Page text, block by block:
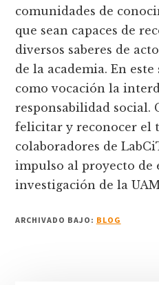
comunidades de
que sean capaces de
diversos saberes de
de la academia. En
como vocación la
responsabilidad social.
felicitar y reconocer el
colaboradores de
impulso al proyecto de
investigación de la
ARCHIVADO BAJO: BLOG